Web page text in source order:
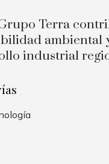
Terra
ambiental
industrial